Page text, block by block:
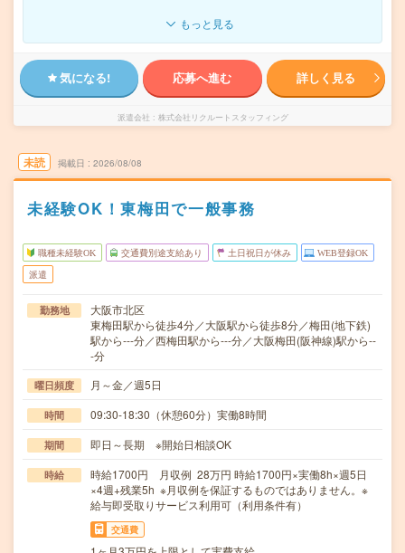
もっと見る
気になる! 応募へ進む 詳しく見る
派遣会社 株式会社リクルートスタッフィング
未読 掲載日 2026/08/08
未経験OK！東梅田で一般事務
職種未経験OK 交通費別途支給あり 土日祝日が休み WEB登録OK
派遣
勤務地
大阪市北区
東梅田駅から徒歩4分／大阪駅から徒歩8分／梅田(地下鉄)
駅から---分／西梅田駅から---分／大阪梅田(阪神線)駅から--
-分
曜日頻度 月～金／週5日
時間 09:30-18:30（休憩60分）実働8時間
期間 即日～長期 ※開始日相談OK
時給
時給1700円 月収例 28万円 時給1700円×実働8h×週5日
×4週+残業5h ※月収例を保証するものではありません。※
給与即受取りサービス利用可（利用条件有）
交通費